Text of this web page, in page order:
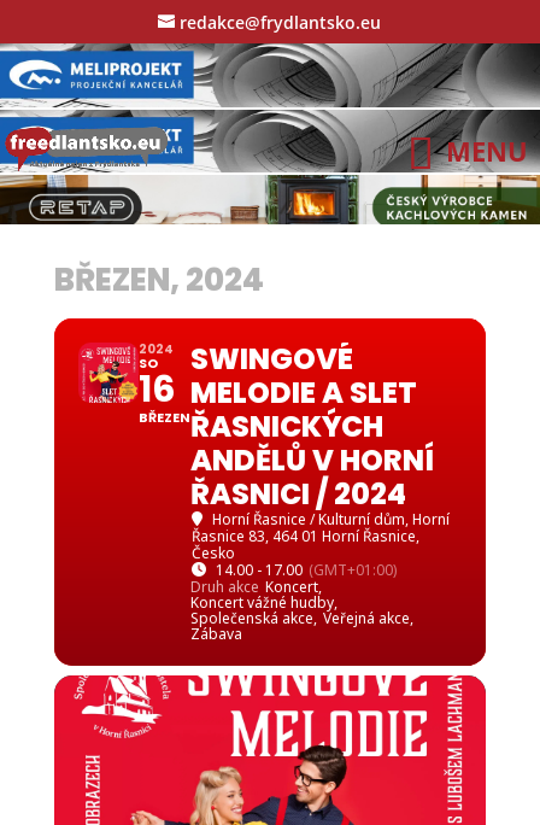
redakce@frydlantsko.eu
BŘEZEN, 2024
2024
SO
16
BŘEZEN
SWINGOVÉ
MELODIE A SLET
ŘASNICKÝCH
ANDĚLŮ V HORNÍ
ŘASNICI / 2024
Horní Řasnice / Kulturní dům, Horní
Řasnice 83, 464 01 Horní Řasnice,
Česko
14.00 - 17.00 (GMT+01:00)
Druh akce Koncert,
Koncert vážné hudby,
Společenská akce, Veřejná akce,
Zábava